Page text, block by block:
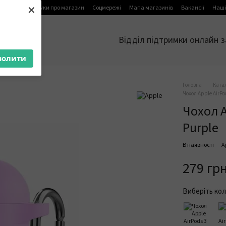
×
Відгуки про магазин Соцмережі Мапа магазинів Вакансії
Відділ підтримки онлайн
Головна
Чохол Apple
Чохол
Purple
В наявності
279 грн
Виберіть